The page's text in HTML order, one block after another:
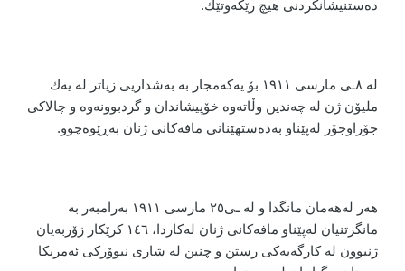
دەستنیشانكردنی هیچ رێكەوتێك.
لە ٨ـی مارسی ١٩١١ بۆ یەكەمجار بە بەشداریی زیاتر لە یەك
ملیۆن ژن لە چەندین وڵاتەوە خۆپیشاندان و گردبوونەوە و چالاكی
جۆراوجۆر لەپێناو بەدەستهێنانی مافەكانی ژنان بەڕێوەچوو.
هەر لەهەمان مانگدا و لە ـی٢٥ مارسی ١٩١١ بەرامبەر بە
مانگرتنیان لەپێناو مافەكانی ژنان لەكاردا، ١٤٦ كرێكار زۆربەیان
ژنبوون لە كارگەیەكی رستن و چنین لە شاری نیوۆركی ئەمریكا